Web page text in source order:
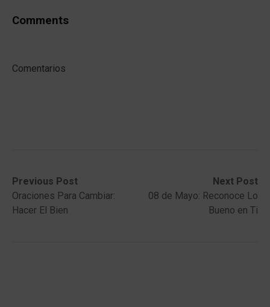
Comments
Comentarios
Post
navigation
Previous Post
Previous
post:Oraciones Para Cambiar:
Hacer El Bien
Next Post
Next
post:
08 de Mayo: Reconoce Lo
Bueno en Ti